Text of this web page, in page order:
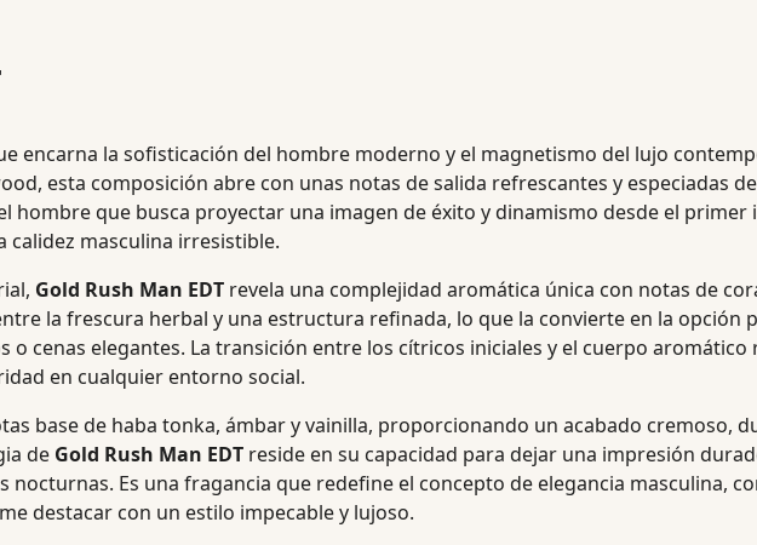
encarna la sofisticación del hombre moderno y el magnetismo del lujo
esta composición abre con unas notas de salida refrescantes y especiadas
hombre que busca proyectar una imagen de éxito y dinamismo desde el
calidez masculina irresistible.
Gold Rush Man EDT revela una complejidad aromática única con notas de
la frescura herbal y una estructura refinada, lo que la convierte en la opción
o cenas elegantes. La transición entre los cítricos iniciales y el cuerpo
en cualquier entorno social.
base de haba tonka, ámbar y vainilla, proporcionando un acabado cremoso,
de Gold Rush Man EDT reside en su capacidad para dejar una impresión
nocturnas. Es una fragancia que redefine el concepto de elegancia masculina,
destacar con un estilo impecable y lujoso.